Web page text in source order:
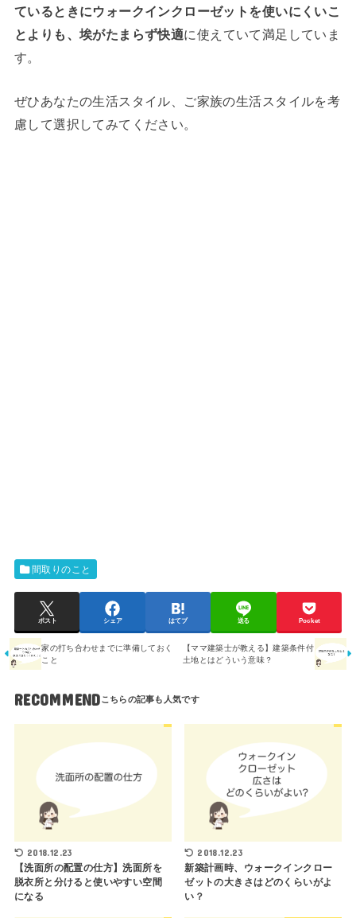
ているときにウォークインクローゼットを使いにくいこ
とよりも、埃がたまらず快適に使えていて満足していま
す。
ぜひあなたの生活スタイル、ご家族の生活スタイルを考
慮して選択してみてください。
間取りのこと
ポスト シェア はてブ 送る Pocket
家の打ち合わせまでに準備しておく
こと
【ママ建築士が教える】建築条件付
土地とはどういう意味？
RECOMMEND
2018.12.23
【洗面所の配置の仕方】洗面所を
脱衣所と分けると使いやすい空間
になる
2018.12.23
新築計画時、ウォークインクロー
ゼットの大きさはどのくらいがよ
い？